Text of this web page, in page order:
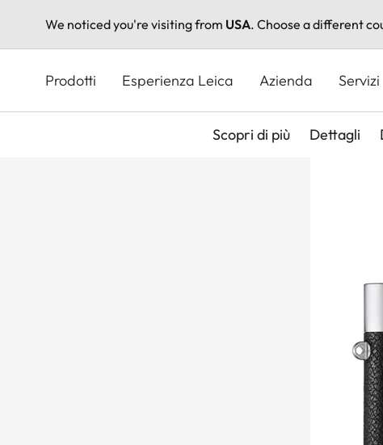
We noticed you're visiting from USA. Choose a different
principale
Prodotti Esperienza Leica Azienda Servizi
Scopri di più Dettagli